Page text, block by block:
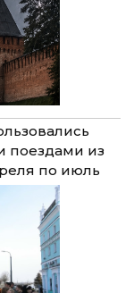
поездами из
по июль